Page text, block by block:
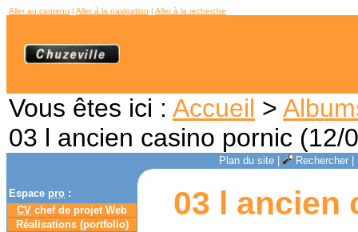
Aller au contenu | Aller à la navigation | Aller à la recherche
Vous êtes ici : Accueil >
03 l ancien casino pornic (12/
Plan du site| Rechercher|
Espace pro :
CV chef de projet Web
Réalisations (portfolio)
03 l ancien